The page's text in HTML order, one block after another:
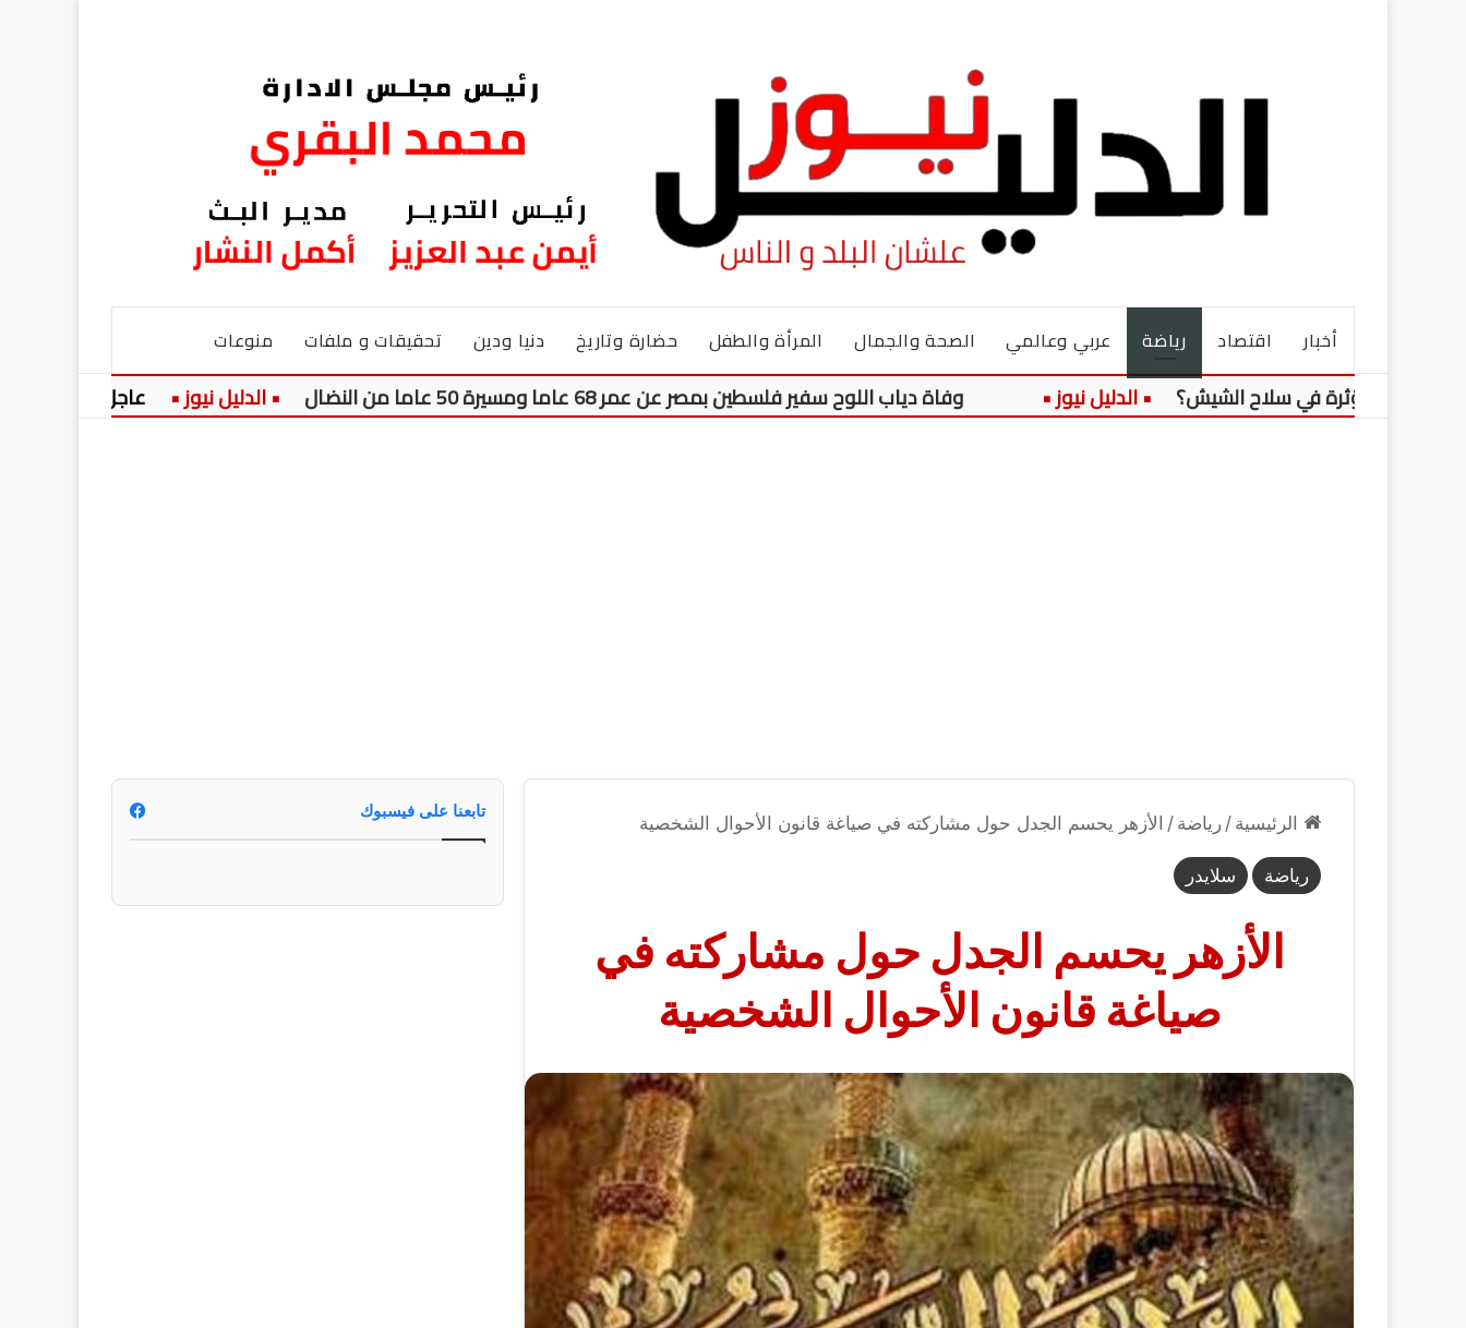
أخبار اقتصاد رياضة عربي وعالمي الصحة والجمال المرأة والطفل حضارة وتاريخ دنيا ودين تحقيقات و ملفات منوعات
مؤثرة في سلاح الشيش؟ وفاة دياب اللوح سفير فلسطين بمصر عن عمر 68 عاما ومسيرة 50 عاما من النضال عاجل: سامية نجيب
الرئيسية / رياضة / الأزهر يحسم الجدل حول مشاركته في صياغة قانون الأحوال الشخصية
رياضة سلايدر
الأزهر يحسم الجدل حول مشاركته في
صياغة قانون الأحوال الشخصية
تابعنا على فيسبوك